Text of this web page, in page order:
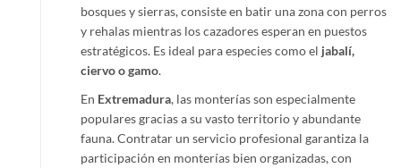
bosques y sierras, consiste en batir una zona con perros
y rehalas mientras los cazadores esperan en puestos
estratégicos. Es ideal para especies como el jabalí,
ciervo o gamo.
En Extremadura, las monterías son especialmente
populares gracias a su vasto territorio y abundante
fauna. Contratar un servicio profesional garantiza la
participación en monterías bien organizadas, con